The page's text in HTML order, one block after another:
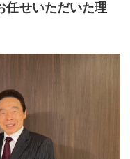
任せいただいた理